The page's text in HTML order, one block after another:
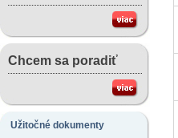
Chcem sa poradiť
Užitočné dokumenty